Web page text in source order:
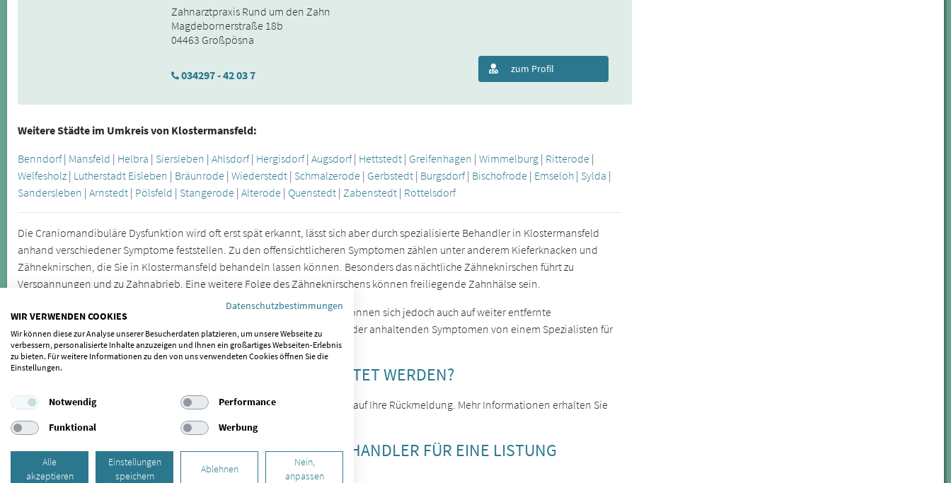
Zahnarztpraxis Rund um den Zahn
Magdebornerstraße 18b
04463 Großpösna
034297 - 42 03 7 zum Profil
Weitere Städte im Umkreis von Klostermansfeld:
Benndorf| Mansfeld | Helbra | Siersleben |Ahlsdorf| Hergisdorf|Augsdorf| Hettstedt | Greifenhagen |Wimmelburg | Ritterode |
Welfesholz | Lutherstadt Eisleben | Bräunrode |Wiederstedt | Schmalzerode | Gerbstedt | Burgsdorf| Bischofrode | Emseloh | Sylda |
Sandersleben |Arnstedt | Pölsfeld | Stangerode |Alterode | Quenstedt |Zabenstedt | Rottelsdorf
Die Craniomandibuläre Dysfunktion wird oft erst spät erkannt, lässt sich aber durch spezialisierte Behandler in Klostermansfeld
anhand verschiedener Symptome feststellen. Zu den offensichtlicheren Symptomen zählen unter anderem Kieferknacken und
Zähneknirschen, die Sie in Klostermansfeld behandeln lassen können. Besonders das nächtliche Zähneknirschen führt zu
Verspannungen und zu Zahnabrieb. Eine weitere Folge des Zähneknirschens können freiliegende Zahnhälse sein.
Kieferfehlstellungen sind die Ursache für Kiefergelenkbeschwerden, sie können sich jedoch auch auf weiter entfernte
Körperregionen auswirken. Lassen Sie sich daher bei wiederkehrenden oder anhaltenden Symptomen von einem Spezialisten für
CMD untersuchen.
SIND SIE BEHANDLER/IN UND MÖCHTEN GELISTET WERDEN?
Wenn auch Sie als Behandler für gelistet werden möchten, freuen wir uns auf Ihre Rückmeldung. Mehr Informationen erhalten Sie
hier.
SIND SIE PATIENT/IN UND MÖCHTEN IHREN BEHANDLER FÜR EINE LISTUNG
EMPFEHLEN?
Datenschutzbestimmungen
WIR VERWENDEN COOKIES
Wir können diese zur Analyse unserer Besucherdaten platzieren, um unsere Webseite zu
verbessern, personalisierte Inhalte anzuzeigen und Ihnen ein großartiges Webseiten-Erlebnis
zu bieten. Für weitere Informationen zu den von uns verwendeten Cookies öffnen Sie die
Einstellungen.
Notwendig
Performance
Funktional
Werbung
Alle
akzeptieren
Einstellungen
speichern
Ablehnen
Nein,
anpassen